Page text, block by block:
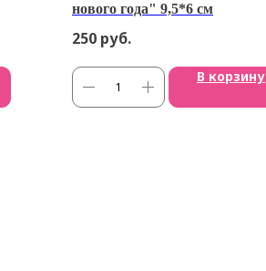
нового года" 9,5*6 см
250 руб.
В корзину